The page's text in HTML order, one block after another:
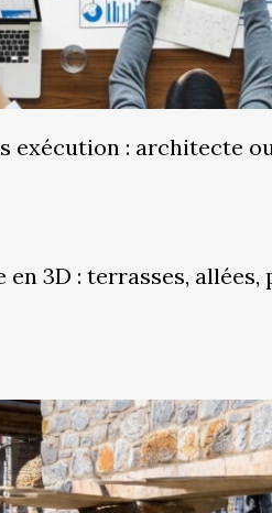
exécution : architecte
en 3D : terrasses,